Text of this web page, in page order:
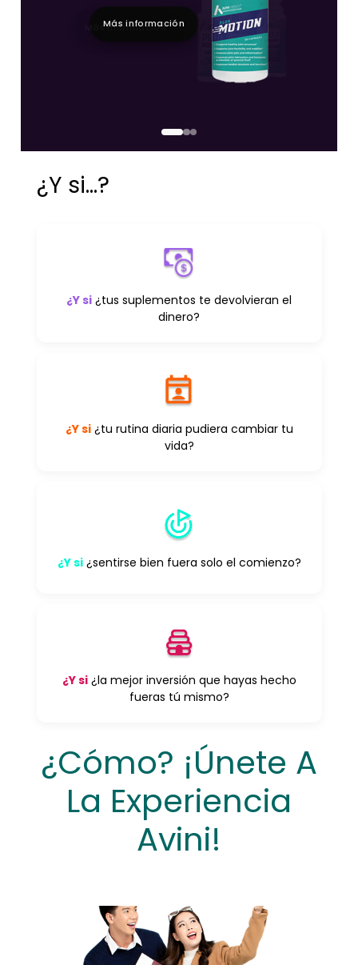
Más información
Más información
¿Y si...?
¿Y si ¿tus suplementos te devolvieran el
dinero?
¿Y si¿tu rutina diaria pudiera cambiar tu
vida?
¿Y si¿sentirse bien fuera solo el comienzo?
¿Y si¿la mejor inversión que hayas hecho
fueras tú mismo?
¿Cómo? ¡Únete A
La Experiencia
Avini!